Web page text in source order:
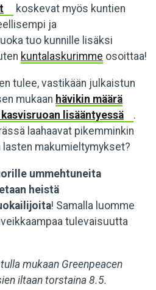
koskevat myös kuntien
ja
tuo kunnille lisäksi
kuntalaskurimme osoittaa!
tulee, vastikään julkaistun
mukaan hävikin määrä
lisääntyessä
.
laahaavat pikemminkin
makumieltymykset?
ummehtuneita
heistä
! Samalla luomme
tulevaisuutta
mukaan Greenpeacen
iltaan torstaina 8.5.